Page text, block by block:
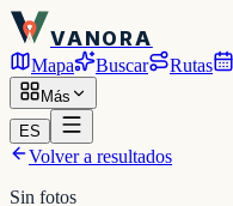
VANORA
Mapa Buscar Rutas
Más
ES
Volver a resultados
Sin fotos